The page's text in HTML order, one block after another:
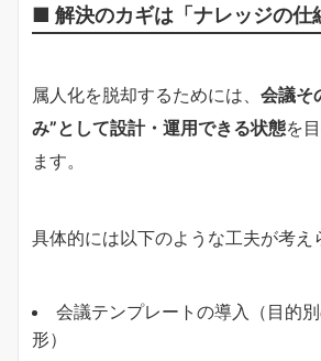
■ 解決のカギは「ナレッジの仕
属人化を脱却するためには、 会議そ
み”として設計・運用できる状態を
ます。
具体的には以下のような工夫が考え
会議テンプレートの導入（目的
形）